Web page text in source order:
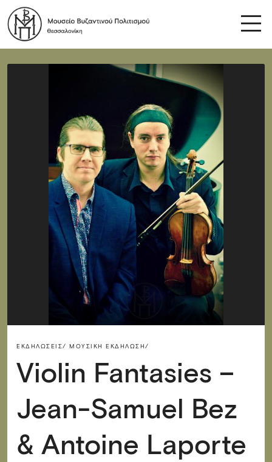
ΕΚΔΗΛΏΣΕΙΣ/ ΜΟΥΣΙΚΉ ΕΚΔΉΛΩΣΗ/
Violin Fantasies –
Jean-Samuel Bez
& Antoine Laporte